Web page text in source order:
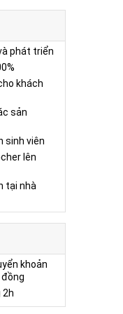
phát triển
khách
sản
sinh viên
lên
tại nhà
khoản
2h